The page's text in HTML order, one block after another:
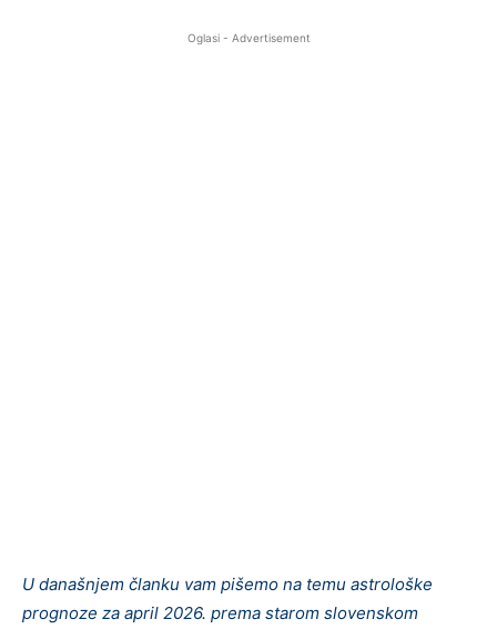
Oglasi - Advertisement
U današnjem članku vam pišemo na temu astrološke
prognoze za april 2026. prema starom slovenskom